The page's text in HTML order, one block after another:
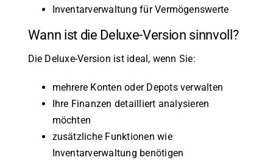
Inventarverwaltung für Vermögenswerte
Wann ist die Deluxe-Version sinnvoll?
Die Deluxe-Version ist ideal, wenn Sie:
mehrere Konten oder Depots verwalten
Ihre Finanzen detailliert analysieren
möchten
zusätzliche Funktionen wie
Inventarverwaltung benötigen